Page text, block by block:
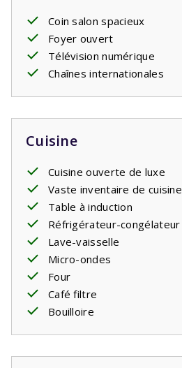
Coin salon spacieux
Foyer ouvert
Télévision numérique
Chaînes internationales
Cuisine
Cuisine ouverte de luxe
Vaste inventaire de cuisine
Table à induction
Réfrigérateur-congélateur
Lave-vaisselle
Micro-ondes
Four
Café filtre
Bouilloire